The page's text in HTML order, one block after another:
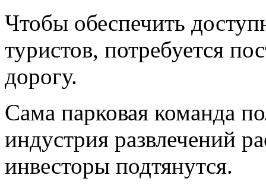
Чтобы обеспечить
туристов, потребуется
дорогу.
Сама парковая команда
индустрия развлечений
инвесторы подтянутся.